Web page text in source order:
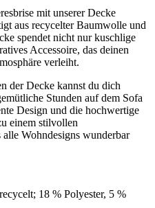
mit unserer Decke
aus recycelter Baumwolle und
spendet nicht nur kuschlige
Accessoire, das deinen
verleiht.
der Decke kannst du dich
Stunden auf dem Sofa
Design und die hochwertige
einem stilvollen
Wohndesigns wunderbar
18 % Polyester, 5 %